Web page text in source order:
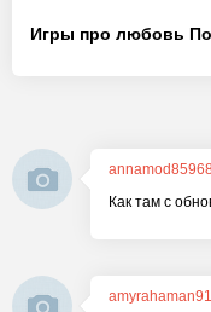
annamod85968
Как там с